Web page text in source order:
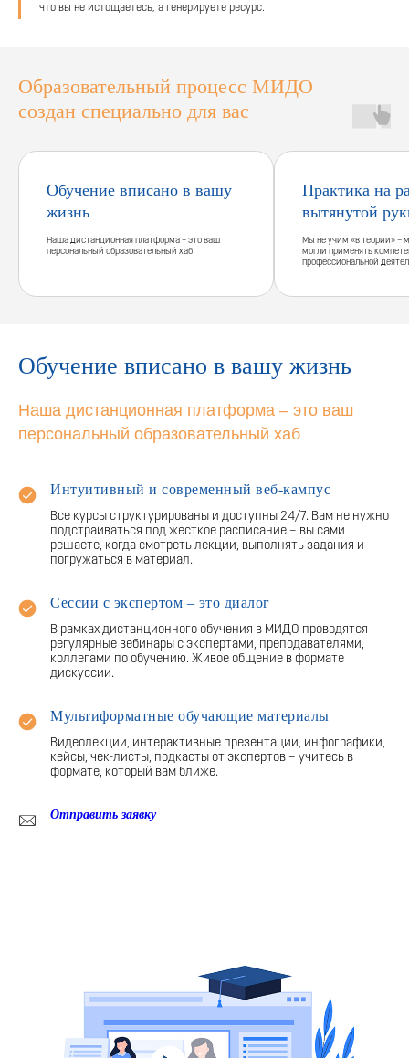
что вы не истощаетесь, а генерируете ресурс.
Образовательный процесс МИДО
создан специально для вас
Обучение вписано в вашу
жизнь
Наша дистанционная платформа – это ваш
персональный образовательный хаб
Практика на
вытянутой
Мы не учим «в теории» –
могли применять
профессиональной
Обучение вписано в вашу жизнь
Наша дистанционная платформа – это ваш
персональный образовательный хаб
Интуитивный и современный веб-кампус
Все курсы структурированы и доступны 24/7. Вам не нужно
подстраиваться под жесткое расписание – вы сами
решаете, когда смотреть лекции, выполнять задания и
погружаться в материал.
Сессии с экспертом – это диалог
В рамках дистанционного обучения в МИДО проводятся
регулярные вебинары с экспертами, преподавателями,
коллегами по обучению. Живое общение в формате
дискуссии.
Мультиформатные обучающие материалы
Видеолекции, интерактивные презентации, инфографики,
кейсы, чек-листы, подкасты от экспертов – учитесь в
формате, который вам ближе.
Отправить заявку